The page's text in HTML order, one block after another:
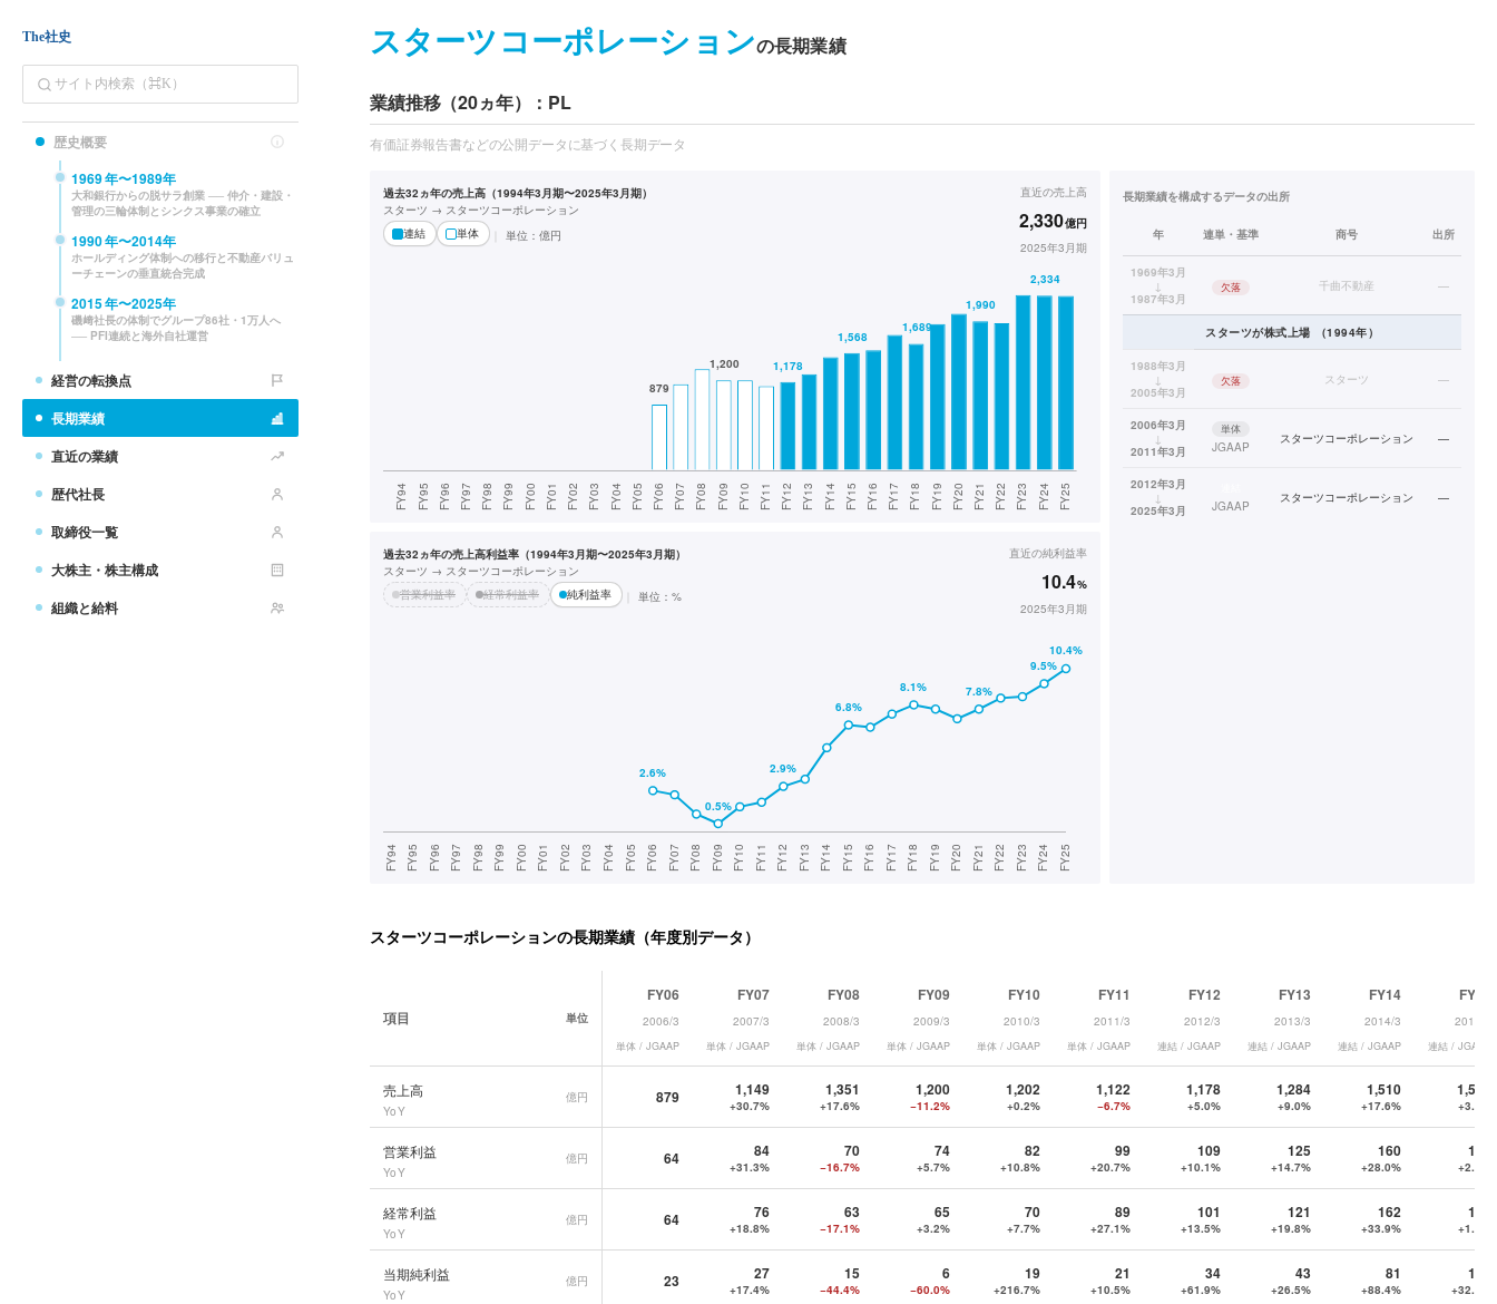
The社史
歴史概要
1969年〜1989年
大和銀行からの脱サラ創業 ── 仲介・建設・
管理の三輪体制とシンクス事業の確立
1990年〜2014年
ホールディング体制への移行と不動産バリュ
ーチェーンの垂直統合完成
2015年〜2025年
磯﨑社長の体制でグループ86社・1万人へ
── PFI連続と海外自社運営
経営の転換点
長期業績
直近の業績
歴代社長
取締役一覧
大株主・株主構成
組織と給料
スターツコーポレーションの長期業績
業績推移（20ヵ年）：PL
有価証券報告書などの公開データに基づく長期データ
過去32ヵ年の売上高（1994年3月期〜2025年3月期）
スターツ → スターツコーポレーション
連結
単体 単位： 億円
直近の売上高
2,330億円
2025年3月期
過去32ヵ年の売上高利益率（1994年3月期〜2025年3月期）
スターツ → スターツコーポレーション
営業利益率
経常利益率 純利益率 単位：%
直近の純利益率
10.4%
2025年3月期
長期業績を構成するデータの出所
年 連単・基準 商号 出所
1969年3月
↓
1987年3月
欠落 千曲不動産 —
スターツが株式上場 （1994年）
1988年3月
↓
2005年3月
欠落 スターツ —
2006年3月
↓
2011年3月
単体
JGAAP
スターツコーポレーション —
2012年3月
↓
2025年3月
JGAAP
スターツコーポレーション —
スターツコーポレーションの長期業績（年度別データ）
項目 単位
FY06
2006/3
単体 / JGAAP
FY07
2007/3
単体 / JGAAP
FY08
2008/3
単体 / JGAAP
FY09
2009/3
単体 / JGAAP
FY10
2010/3
単体 / JGAAP
FY11
2011/3
単体 / JGAAP
FY12
2012/3
連結 / JGAAP
FY13
2013/3
連結 / JGAAP
FY14
2014/3
連結 / JGAAP
FY15
2015/3
連結 / JGAAP
売上高
YoY
億円 879 1,149
+30.7%
1,351
+17.6%
1,200
−11.2%
1,202
+0.2%
1,122
−6.7%
1,178
+5.0%
1,284
+9.0%
1,510
+17.6%
1,568
+3.8%
営業利益
YoY
億円 64 84
+31.3%
70
−16.7%
74
+5.7%
82
+10.8%
99
+20.7%
109
+10.1%
125
+14.7%
160
+28.0%
164
+2.5%
経常利益
YoY
億円 64 76
+18.8%
63
−17.1%
65
+3.2%
70
+7.7%
89
+27.1%
101
+13.5%
121
+19.8%
162
+33.9%
164
+1.2%
当期純利益
YoY
億円 23 27
+17.4%
15
−44.4%
6
−60.0%
19
+216.7%
21
+10.5%
34
+61.9%
43
+26.5%
81
+88.4%
107
+32.1%